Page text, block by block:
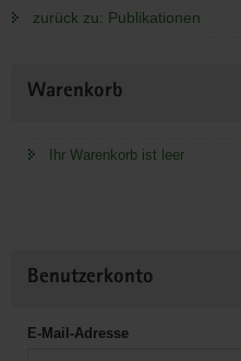
zurück zu: Publikationen
Information
Warenkorb
Ihr Warenkorb ist leer
Benutzerkonto
E-Mail-Adresse